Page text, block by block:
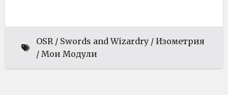
OSR Swords and Wizardry
Изометрия
Мои Модули